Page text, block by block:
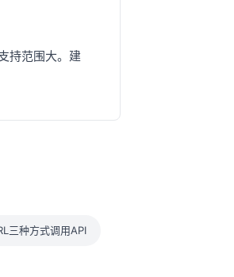
持范围大。建
三种方式调用API